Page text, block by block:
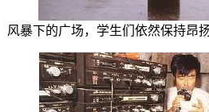
风暴下的广场，学生们依然保持昂